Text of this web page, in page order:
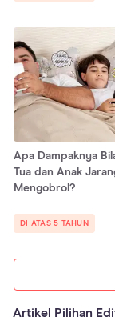
Apa Dampaknya
Tua dan Anak
Mengobrol?
DI ATAS 5 TAHUN
Artikel Pilihan